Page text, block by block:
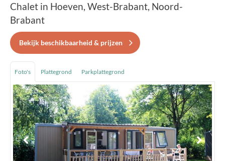
Chalet in Hoeven, West-Brabant, Noord-
Brabant
Bekijk beschikbaarheid & prijzen
Foto's Plattegrond Parkplattegrond